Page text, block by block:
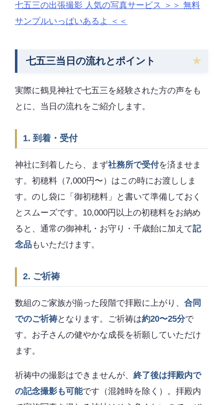
七五三の出張撮影 人気の写真サービス ＞＞ 無料
サンプルいっぱいあるよ ＜＜
七五三当日の流れとポイント
実際に鶴見神社で七五三を経験された方の声をも
とに、当日の流れをご紹介します。
1. 到着・受付
神社に到着したら、まず社務所で受付を済ませま
す。初穂料（7,000円〜）はこの時にお渡ししま
す。のし袋に「御初穂料」と書いて準備しておく
とスムーズです。10,000円以上の初穂料をお納め
ると、通常の御神札・お守り・千歳飴に加えて記
念品もいただけます。
2. ご祈祷
数組のご家族が揃った段階で拝殿に上がり、 合同
でのご祈祷となります。ご祈祷は約20〜25分で
す。お子さんの健やかな成長を祈願していただけ
ます。
祈祷中の撮影はできませんが、 終了後は拝殿内で
の記念撮影も可能です（混雑時を除く）。拝殿内